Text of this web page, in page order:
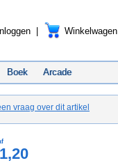
Inloggen Winkelwagen
Boek Arcade
vraag over dit artikel